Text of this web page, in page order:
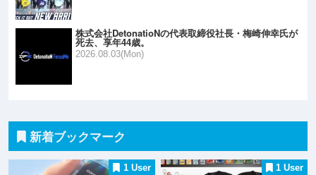
株式会社DetonatioNの代表取締役社長・梅崎伸幸氏が
死去、享年44歳。
2026.08.03(Mon)
新着ブックマーク
1 User 1 User